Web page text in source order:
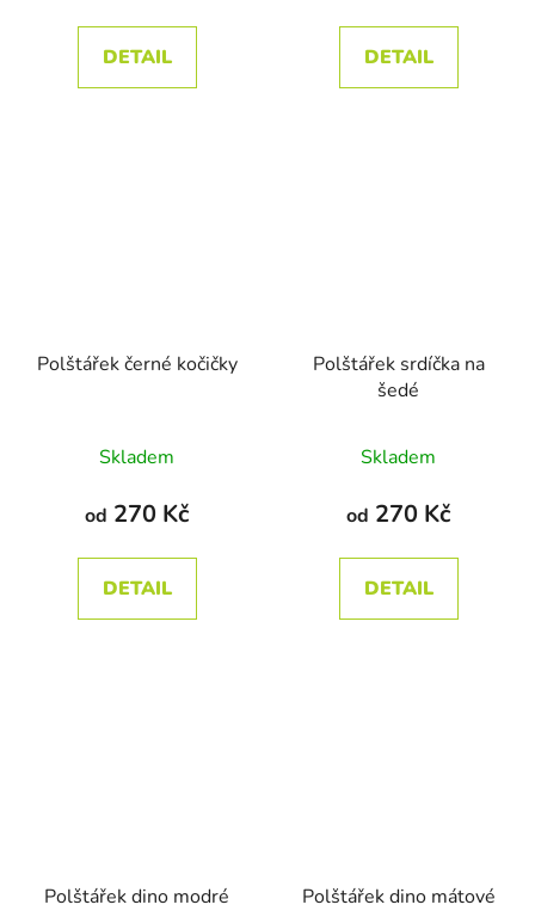
DETAIL
5,0
z
DETAIL
Polštářek černé kočičky
hodnocení
produktu
5,0
z
Skladem
od 270 Kč
DETAIL
Polštářek srdíčka na
šedé
hodnocení
produktu
5,0
z
Skladem
od 270 Kč
DETAIL
Polštářek dino modré Polštářek dino mátové